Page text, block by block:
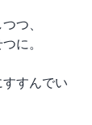
つ、
に。
すんでい